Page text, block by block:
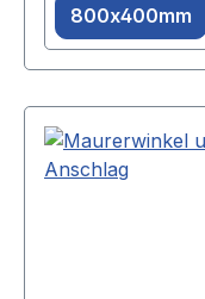
800x400mm